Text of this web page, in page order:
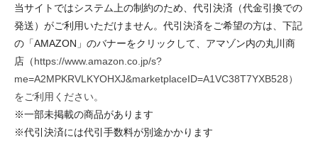
当サイトではシステム上の制約のため、代引決済（代金引換での
発送）がご利用いただけません。代引決済をご希望の方は、下記
の「AMAZON」のバナーをクリックして、アマゾン内の丸川商
店（https://www.amazon.co.jp/s?
me=A2MPKRVLKYOHXJ&marketplaceID=A1VC38T7YXB528）
をご利用ください。
※一部未掲載の商品があります
※代引決済には代引手数料が別途かかります